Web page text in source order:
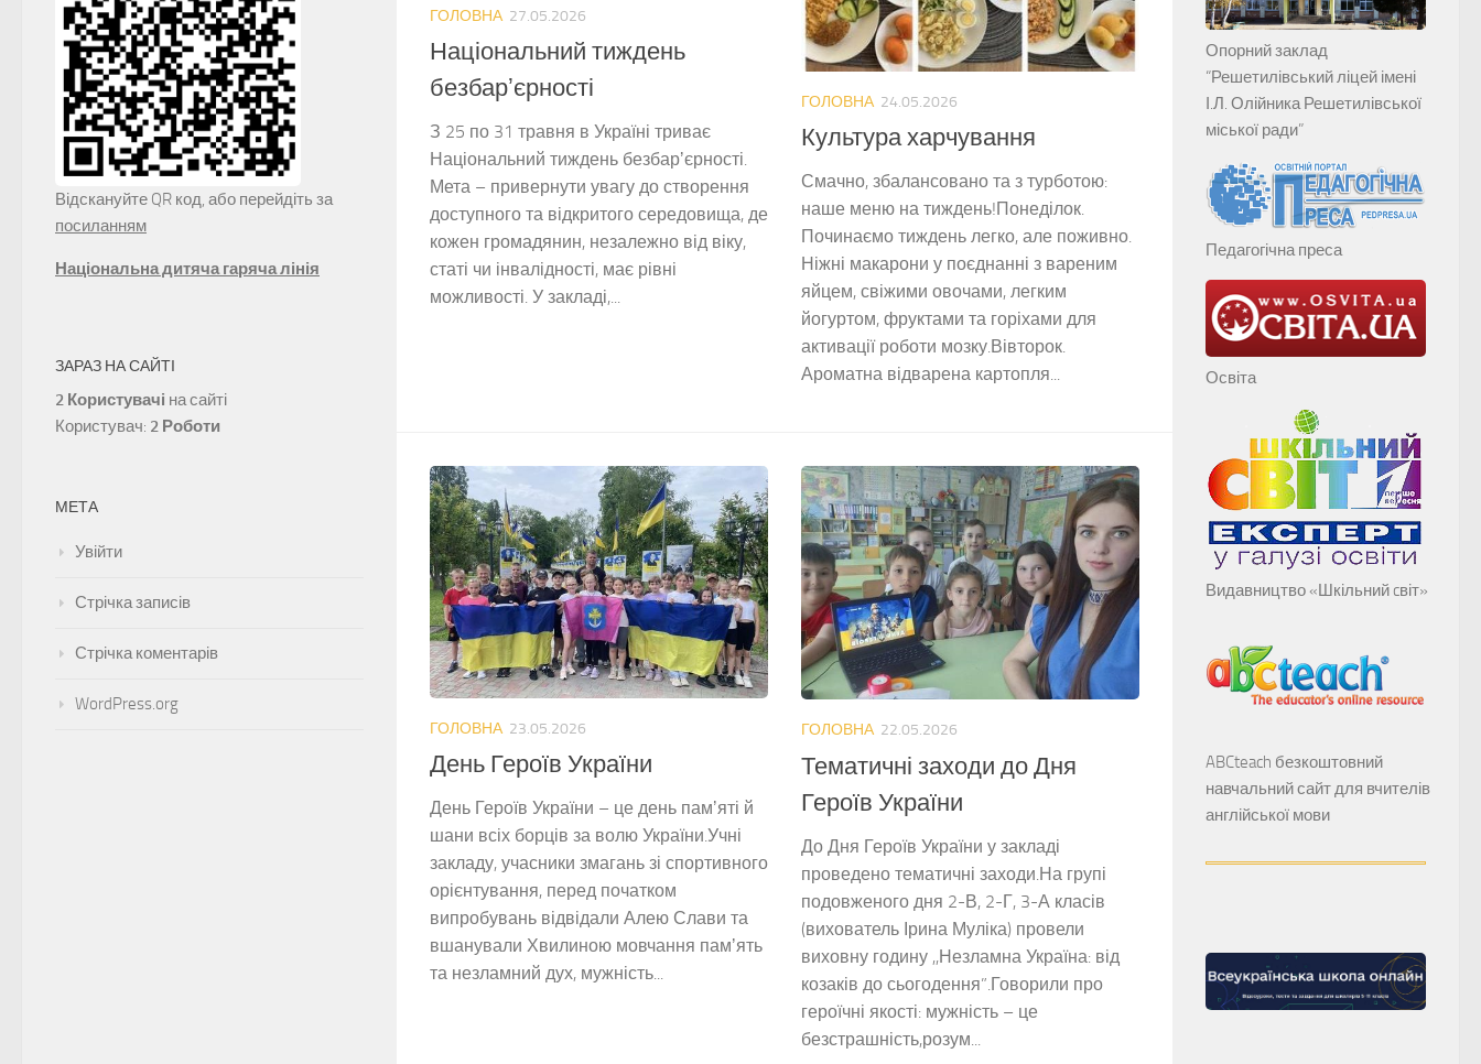
ГОЛОВНА 27.05.2026
Національний тиждень
безбарʼєрності
З 25 по 31 травня в Україні триває
Національний тиждень безбарʼєрності.
Мета – привернути увагу до створення
доступного та відкритого середовища, де
кожен громадянин, незалежно від віку,
статі чи інвалідності, має рівні
можливості. У закладі,...
ГОЛОВНА 24.05.2026
Культура харчування
Смачно, збалансовано та з турботою:
наше меню на тиждень!Понеділок.
Починаємо тиждень легко, але поживно.
Ніжні макарони у поєднанні з вареним
яйцем, свіжими овочами, легким
йогуртом, фруктами та горіхами для
активації роботи мозку.Вівторок.
Ароматна відварена картопля...
ГОЛОВНА 23.05.2026
День Героїв України
День Героїв України – це день памʼяті й
шани всіх борців за волю України.Учні
закладу, учасники змагань зі спортивного
орієнтування, перед початком
випробувань відвідали Алею Слави та
вшанували Хвилиною мовчання памʼять
та незламний дух, мужність...
ГОЛОВНА 22.05.2026
Тематичні заходи до Дня
Героїв України
До Дня Героїв України у закладі
проведено тематичні заходи.На групі
подовженого дня 2-В, 2-Г, 3-А класів
(вихователь Ірина Муліка) провели
виховну годину ,,Незламна Україна: від
козаків до сьогодення”.Говорили про
героїчні якості: мужність – це
безстрашність,розум...
Відскануйте QR код, або перейдіть за
посиланням
Національна дитяча гаряча лінія
ЗАРАЗ НА САЙТІ
2 Користувачі на сайті
Користувач: 2 Роботи
МЕТА
Увійти
Стрічка записів
Стрічка коментарів
WordPress.org
Опорний заклад
“Решетилівський ліцей імені
І.Л. Олійника Решетилівської
міської ради”
Педагогічна преса
Освіта
Видавництво «Шкільний cвіт»
ABCteach безкоштовний
навчальний сайт для вчителів
англійської мови